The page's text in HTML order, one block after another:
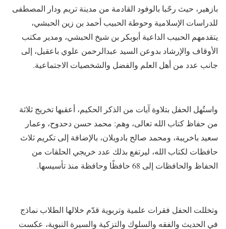
بازهير، حيث رحّبا بالوفود القادمة من مدينة تريم ودار المصطفى
للدراسات الإسلامية وحوطة الحبيب أحمد بن زين الحبشي،
يتقدمهم الحبيب الداعية أبوبكر بن شيخ الحبشي، ومدير مكتب
الأوقاف والإرشاد بدوعن السيد عبدالرحمن علوي باعقيل، إلى
جانب عدد من أهل العلم والفضل والشخصيات الاجتماعية.
واستُهل الحفل بتلاوة آيات من الذكر الحكيم، أعقبها تخريج ثلاثة
من حفاظ كتاب الله تعالى، وهم: محمد حسن دحدوح، وعمار
سعيد باخريبة، ومحمد صالح بادويلان، بالإضافة إلى تكريم ثلاث
حافظات لكتاب الله، ليرتفع بذلك عدد خريجي الحلقات من
الحفاظ والحافظات إلى 68 حافظًا وحافظة منذ تأسيسها.
وتخللت الحفل فقرات علمية وتربوية قدّم خلالها الطلاب نماذج
في الحديث والفقه والسلوك والتزكية والسيرة النبوية، عكست